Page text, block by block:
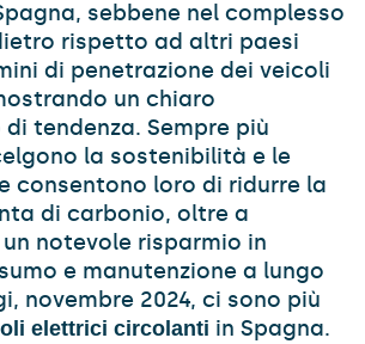
sebbene nel complesso
rispetto ad altri paesi
di penetrazione dei veicoli
un chiaro
tendenza. Sempre più
la sostenibilità e le
consentono loro di ridurre la
di carbonio, oltre a
notevole risparmio in
e manutenzione a lungo
novembre 2024, ci sono più
elettrici circolanti in Spagna.